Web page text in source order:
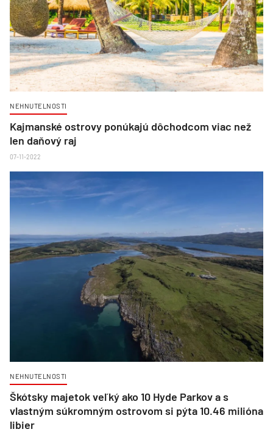
NEHNUTELNOSTI
Kajmanské ostrovy ponúkajú dôchodcom viac než
len daňový raj
07-11-2022
NEHNUTELNOSTI
Škótsky majetok veľký ako 10 Hyde Parkov a s
vlastným súkromným ostrovom si pýta 10.46 milióna
libier